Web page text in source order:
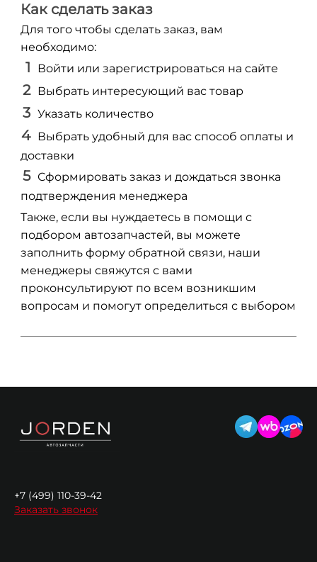
Как сделать заказ
Для того чтобы сделать заказ, вам
необходимо:
Войти или зарегистрироваться на сайте
Выбрать интересующий вас товар
Указать количество
Выбрать удобный для вас способ оплаты и
доставки
Сформировать заказ и дождаться звонка
подтверждения менеджера
Также, если вы нуждаетесь в помощи с
подбором автозапчастей, вы можете
заполнить форму обратной связи, наши
менеджеры свяжутся с вами
проконсультируют по всем возникшим
вопросам и помогут определиться с выбором
+7 (499) 110-39-42
Заказать звонок